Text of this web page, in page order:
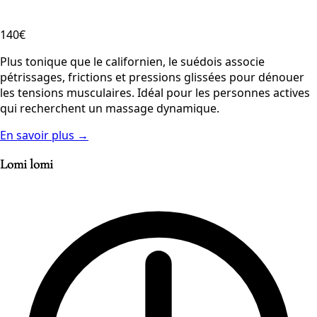
140€
Plus tonique que le californien, le suédois associe
pétrissages, frictions et pressions glissées pour dénouer
les tensions musculaires. Idéal pour les personnes actives
qui recherchent un massage dynamique.
En savoir plus →
Lomi lomi